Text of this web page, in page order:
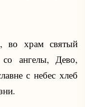
во храм святый
ангелы, Дево,
с небес хлеб